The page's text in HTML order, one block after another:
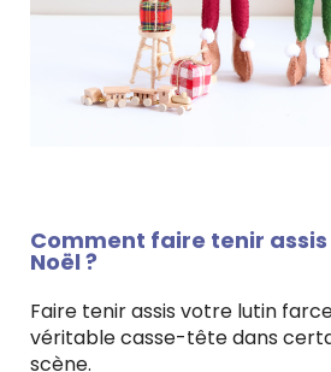
Comment faire tenir
Noël ?
Faire tenir assis votre lutin
véritable casse-tête dans
scène.